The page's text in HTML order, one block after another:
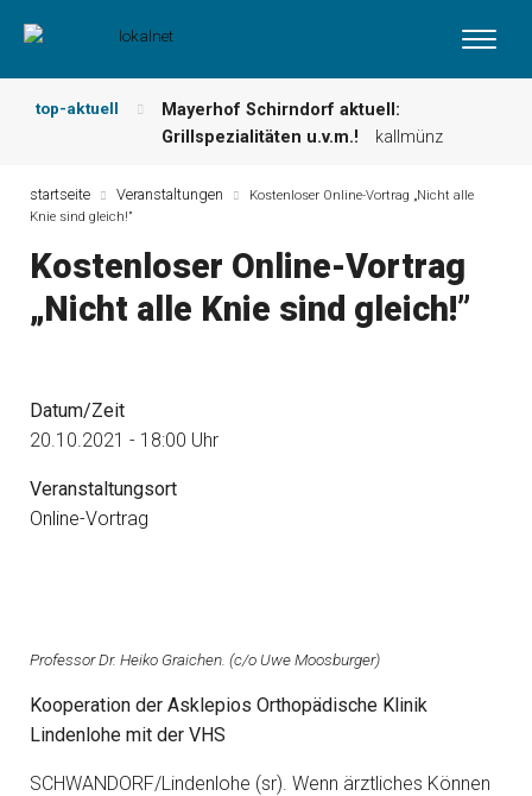
top-aktuell
Mayerhof Schirndorf aktuell:
Grillspezialitäten u.v.m.!
kallmünz
und mehr …
burglengenfeld
leserbriefe
Maxhütter Fischladen: Unser aktuelles
maxhütte-haidhof
Wochenangebot!
startseite Veranstaltungen
Kostenloser Online-Vortrag „Nicht alle
Knie sind gleich!”
Kostenloser Online-Vortrag
„Nicht alle Knie sind gleich!”
Datum/Zeit
20.10.2021 - 18:00 Uhr
Veranstaltungsort
Online-Vortrag
Professor Dr. Heiko Graichen. (c/o Uwe Moosburger)
Kooperation der Asklepios Orthopädische Klinik
Lindenlohe mit der VHS
SCHWANDORF/Lindenlohe (sr). Wenn ärztliches Können